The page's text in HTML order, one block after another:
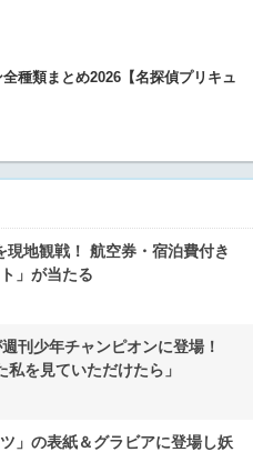
種類まとめ2026【名探偵プリキュ
地観戦！ 航空券・宿泊費付き
」が当たる
刊少年チャンピオンに登場！
私を見ていただけたら」
」の表紙＆グラビアに登場し妖